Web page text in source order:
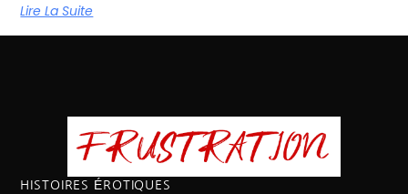
Lire La Suite
HISTOIRES ÉROTIQUES